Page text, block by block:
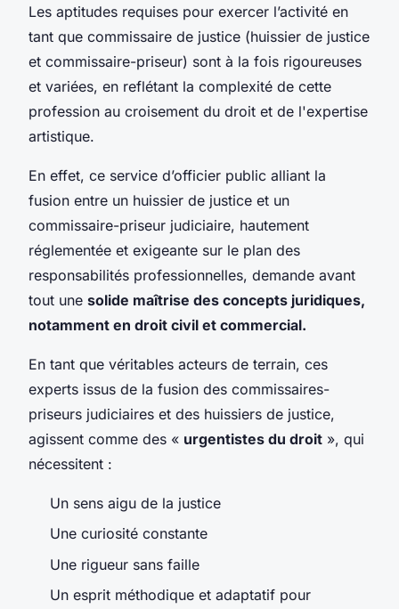
Les aptitudes requises pour exercer l’activité en
tant que commissaire de justice (huissier de justice
et commissaire-priseur) sont à la fois rigoureuses
et variées, en reflétant la complexité de cette
profession au croisement du droit et de l'expertise
artistique.
En effet, ce service d’officier public alliant la
fusion entre un huissier de justice et un
commissaire-priseur judiciaire, hautement
réglementée et exigeante sur le plan des
responsabilités professionnelles, demande avant
tout une solide maîtrise des concepts juridiques,
notamment en droit civil et commercial.
En tant que véritables acteurs de terrain, ces
experts issus de la fusion des commissaires-
priseurs judiciaires et des huissiers de justice,
agissent comme des « urgentistes du droit », qui
nécessitent :
Un sens aigu de la justice
Une curiosité constante
Une rigueur sans faille
Un esprit méthodique et adaptatif pour